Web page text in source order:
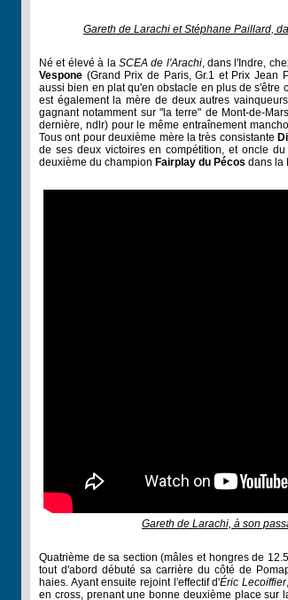
Gareth de Larachi et Stéphane Paillard,
Né et élevé à la SCEA de l'Arachi, dans l'Indre,
Vespone (Grand Prix de Paris, Gr.1 et Prix Jean
aussi bien en plat qu'en obstacle en plus de s'être
est également la mère de deux autres
gagnant notamment sur "la terre" de Mont-de-
dernière, ndlr) pour le même entraînement
Tous ont pour deuxième mère la très consistante
de ses deux victoires en compétition, et oncle
deuxième du champion Fairplay du Pécos dans la
Gareth de Larachi, à son
Quatrième de sa section (mâles et hongres de
tout d'abord débuté sa carrière du côté de
haies. Ayant ensuite rejoint l'effectif d'Éric Lecoiffier
en cross, prenant une bonne deuxième place sur